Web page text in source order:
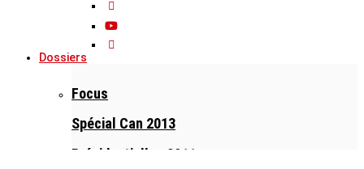
Dossiers
Focus
Spécial Can 2013
Présidentielles 2011